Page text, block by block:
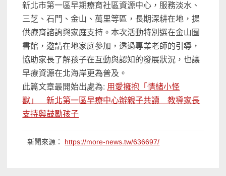
新北市第一區早期療育社區資源中心，服務淡水、
三芝、石門、金山、萬里等區，長期深耕在地，提
供療育諮詢與家庭支持。本次活動特別選在金山圖
書館，邀請在地家庭參加，透過專業老師的引導，
協助家長了解孩子在互動與認知的發展狀況，也讓
早療資源在北海岸更為普及。
此篇文章最開始出處為: 用愛擁抱「情緒小怪
獸」 新北第一區早療中心辦親子共讀 教導家長
支持與鼓勵孩子
新聞來源： https://more-news.tw/636697/